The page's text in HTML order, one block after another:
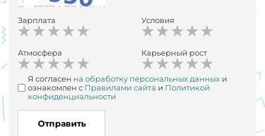
Зарплата Условия
Атмосфера Карьерный рост
Я согласен на обработку персональных данных и
ознакомлен с Правилами сайта и Политикой
конфиденциальности
Отправить